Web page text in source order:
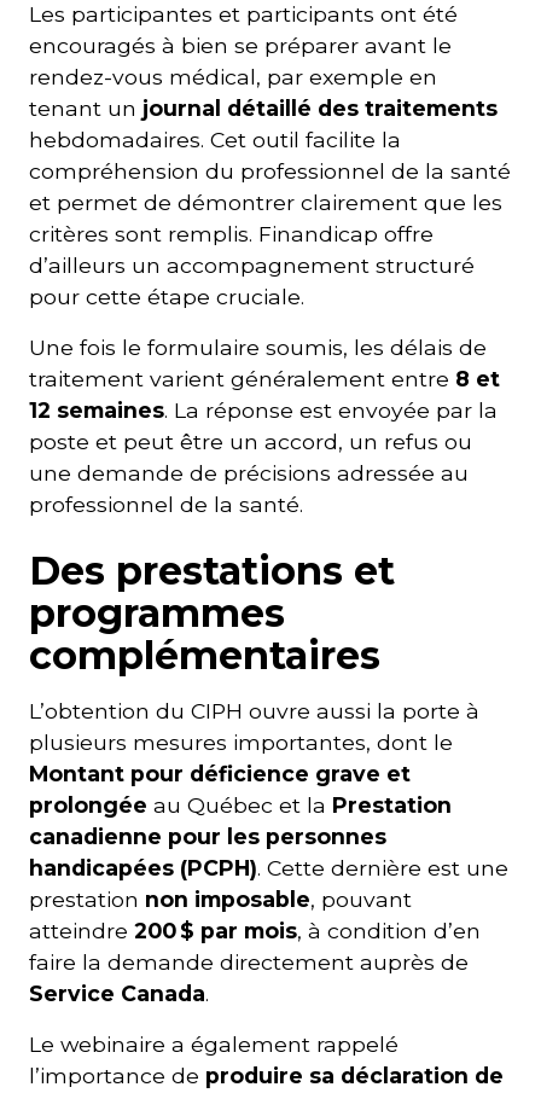
Les participantes et participants ont été
encouragés à bien se préparer avant le
rendez-vous médical, par exemple en
tenant un journal détaillé des traitements
hebdomadaires. Cet outil facilite la
compréhension du professionnel de la santé
et permet de démontrer clairement que les
critères sont remplis. Finandicap offre
d’ailleurs un accompagnement structuré
pour cette étape cruciale.
Une fois le formulaire soumis, les délais de
traitement varient généralement entre 8 et
12 semaines. La réponse est envoyée par la
poste et peut être un accord, un refus ou
une demande de précisions adressée au
professionnel de la santé.
Des prestations et
programmes
complémentaires
L’obtention du CIPH ouvre aussi la porte à
plusieurs mesures importantes, dont le
Montant pour déficience grave et
prolongée au Québec et la Prestation
canadienne pour les personnes
handicapées (PCPH). Cette dernière est une
prestation non imposable, pouvant
atteindre 200 $ par mois, à condition d’en
faire la demande directement auprès de
Service Canada.
Le webinaire a également rappelé
l’importance de produire sa déclaration de